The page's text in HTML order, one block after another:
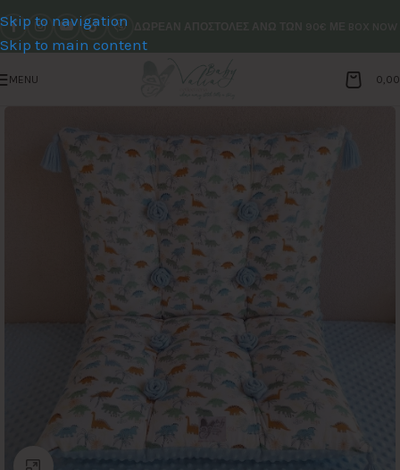
Skip to navigation
Skip to main content
MENU
Click to enlarge